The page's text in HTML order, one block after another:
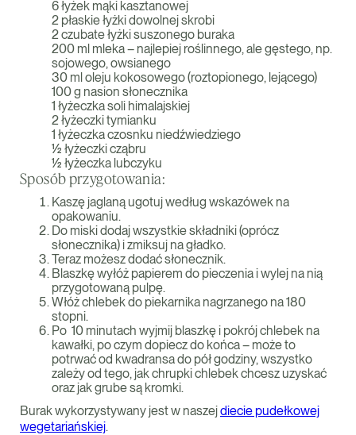
6 łyżek mąki kasztanowej
2 płaskie łyżki dowolnej skrobi
2 czubate łyżki suszonego buraka
200 ml mleka – najlepiej roślinnego, ale gęstego, np.
sojowego, owsianego
30 ml oleju kokosowego (roztopionego, lejącego)
100 g nasion słonecznika
1 łyżeczka soli himalajskiej
2 łyżeczki tymianku
1 łyżeczka czosnku niedźwiedziego
½ łyżeczki cząbru
½ łyżeczka lubczyku
Sposób przygotowania:
Kaszę jaglaną ugotuj według wskazówek na
opakowaniu.
Do miski dodaj wszystkie składniki (oprócz
słonecznika) i zmiksuj na gładko.
Teraz możesz dodać słonecznik.
Blaszkę wyłóż papierem do pieczenia i wylej na nią
przygotowaną pulpę.
Włóż chlebek do piekarnika nagrzanego na 180
stopni.
Po 10 minutach wyjmij blaszkę i pokrój chlebek na
kawałki, po czym dopiecz do końca – może to
potrwać od kwadransa do pół godziny, wszystko
zależy od tego, jak chrupki chlebek chcesz uzyskać
oraz jak grube są kromki.
Burak wykorzystywany jest w naszejdiecie pudełkowej
wegetariańskiej.